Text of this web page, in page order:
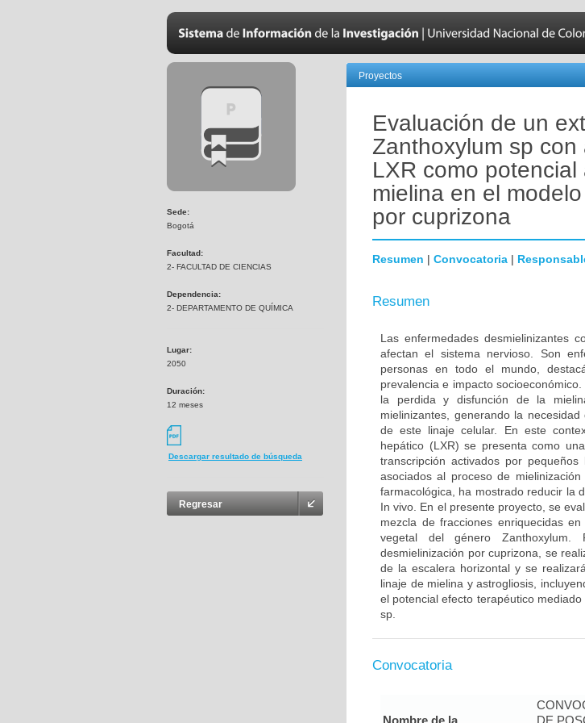
Sede:
Bogotá
Facultad:
2- FACULTAD DE CIENCIAS
Dependencia:
2- DEPARTAMENTO DE QUÍMICA
Lugar:
2050
Duración:
12 meses
Descargar resultado de búsqueda
Regresar
Proyectos
Evaluación de un
Zanthoxylum sp
LXR como
mielina en el
por cuprizona
Resumen | Convocatoria |
Resumen
Las enfermedades desmielinizantes
afectan el sistema nervioso. Son
personas en todo el mundo,
prevalencia e impacto
la perdida y disfunción de la
mielinizantes, generando la
de este linaje celular. En este
hepático (LXR) se presenta como
transcripción activados por
asociados al proceso de
farmacológica, ha mostrado reducir la
In vivo. En el presente proyecto, se
mezcla de fracciones enriquecidas
vegetal del género
desmielinización por cuprizona, se
de la escalera horizontal y se
linaje de mielina y astrogliosis,
el potencial efecto terapéutico
sp.
Convocatoria
Nombre de la
DE